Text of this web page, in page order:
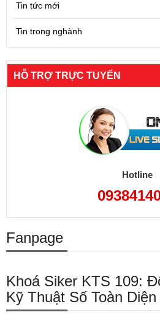
Tin tức mới
Tin trong nghành
HỖ TRỢ TRỰC TUYẾN
Hotline
Fanpage
Khoá Siker KTS 109:
Kỹ Thuật Số Toàn Diện